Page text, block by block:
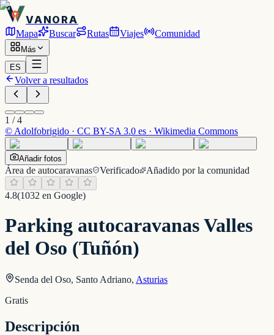
VANORA
Mapa Buscar Rutas Viajes Comunidad
Más
ES
Volver a resultados
1 /4
© Adolfobrigido · CC BY-SA 3.0 es · Wikimedia Commons
Añadir fotos
Área de autocaravanas Verificado Añadido por la comunidad
4.8(1032 en Google)
Parking autocaravanas Valles
del Oso (Tuñón)
Senda del Oso, Santo Adriano, Asturias
Gratis
Descripción